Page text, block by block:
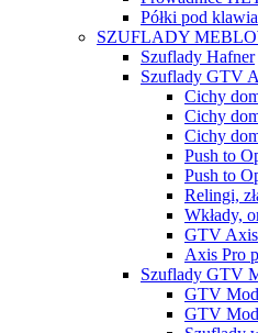
Półki pod
SZUFLADY
Szuflady Hafner
Szuflady GTV
Cichy
Cichy
Cichy
Push to
Push to
Relingi,
Wkłady,
GTV
Axis Pro
Szuflady GTV
GTV
GTV